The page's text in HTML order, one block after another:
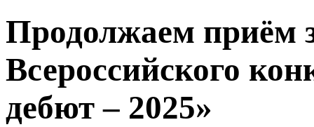
Продолжаем приём
Всероссийского
дебют – 2025»